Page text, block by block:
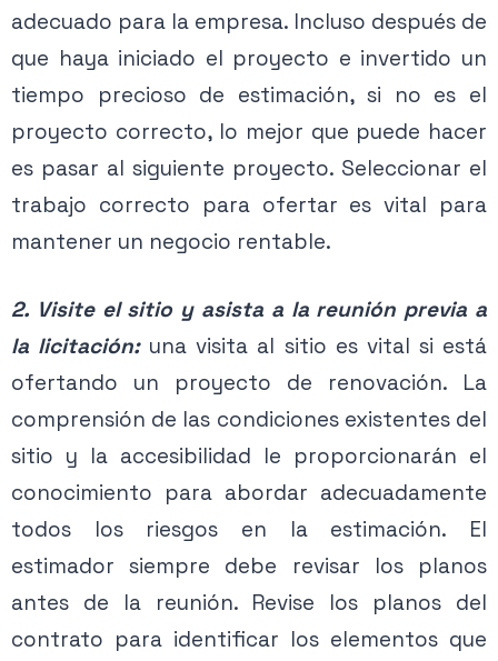
adecuado para la empresa. Incluso después de
que haya iniciado el proyecto e invertido un
tiempo precioso de estimación, si no es el
proyecto correcto, lo mejor que puede hacer
es pasar al siguiente proyecto. Seleccionar el
trabajo correcto para ofertar es vital para
mantener un negocio rentable.
2. Visite el sitio y asista a la reunión previa a
la licitación: una visita al sitio es vital si está
ofertando un proyecto de renovación. La
comprensión de las condiciones existentes del
sitio y la accesibilidad le proporcionarán el
conocimiento para abordar adecuadamente
todos los riesgos en la estimación. El
estimador siempre debe revisar los planos
antes de la reunión. Revise los planos del
contrato para identificar los elementos que